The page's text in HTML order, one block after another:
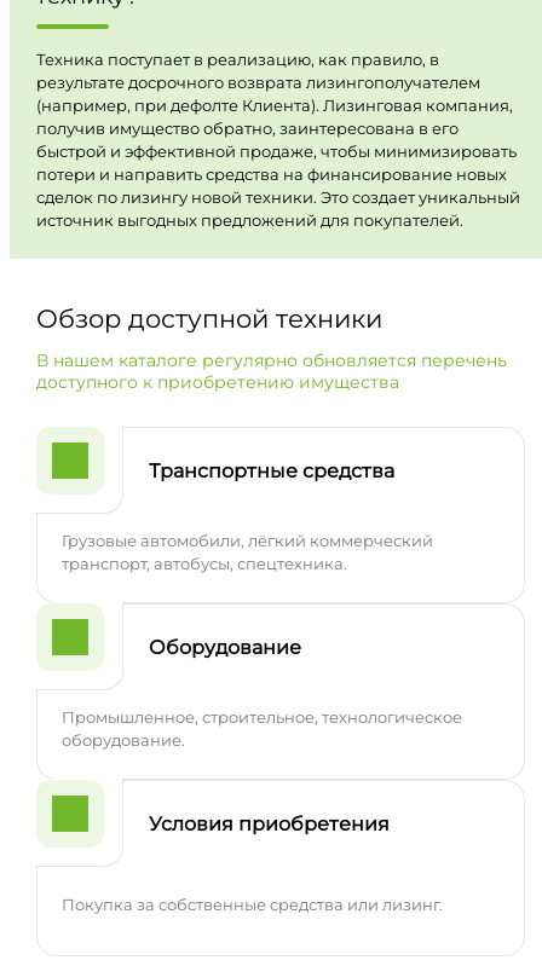
Техника поступает в реализацию, как правило, в
результате досрочного возврата лизингополучателем
(например, при дефолте Клиента). Лизинговая компания,
получив имущество обратно, заинтересована в его
быстрой и эффективной продаже, чтобы минимизировать
потери и направить средства на финансирование новых
сделок по лизингу новой техники. Это создает уникальный
источник выгодных предложений для покупателей.
Обзор доступной техники
В нашем каталоге регулярно обновляется перечень
доступного к приобретению имущества
Транспортные средства
Грузовые автомобили, лёгкий коммерческий
транспорт, автобусы, спецтехника.
Оборудование
Промышленное, строительное, технологическое
оборудование.
Условия приобретения
Покупка за собственные средства или лизинг.